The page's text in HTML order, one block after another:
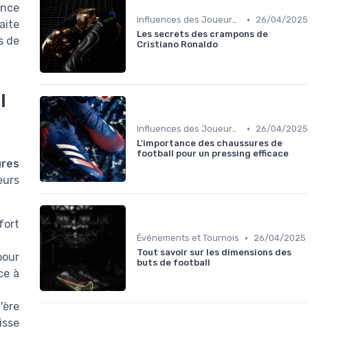
de
à
Influences des Joueurs Professionnels •
26/04/2025
Les secrets des crampons de
Cristiano Ronaldo
Influences des Joueurs Professionnels •
26/04/2025
L'importance des chaussures de
football pour un pressing efficace
Événements et Tournois •
26/04/2025
Tout savoir sur les dimensions des
buts de football